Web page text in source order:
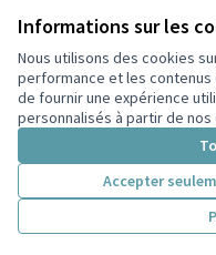
Informations sur les
Nous utilisons des cookies
performance et les
de fournir une expérience
personnalisés à partir de nos
Accepter
Conditions d'utilisation
Paramètres des cookies
Participez Villeurbanne sur X
(Lien externe)
Participez Villeurbanne
ParticipezParticipez
(Lien externe)
Site réalisé grâce aulogiciel libre